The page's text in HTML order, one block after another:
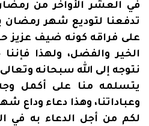
في العشر الأواخر من
تدفعنا لتوديع شهر رمضان
على فراقه كونه ضيف عزيز
الخير والفضل، ولهذا
نتوجه إلى الله سبحانه
يتسلمه منا على أكمل
وعباداتنا، وهذا دعاء
لكم من أجل الدعاء به في